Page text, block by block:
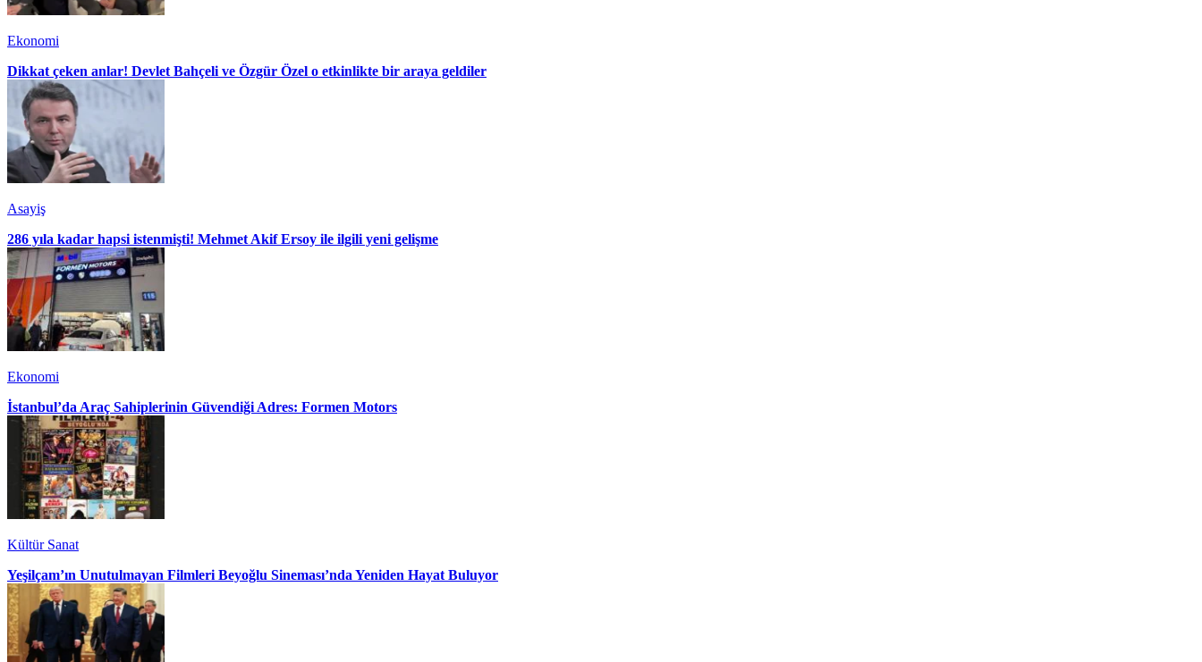
Ekonomi
Dikkat çeken anlar! Devlet Bahçeli ve Özgür Özel o etkinlikte bir araya geldiler
Asayiş
286 yıla kadar hapsi istenmişti! Mehmet Akif Ersoy ile ilgili yeni gelişme
Ekonomi
İstanbul’da Araç Sahiplerinin Güvendiği Adres: Formen Motors
Kültür Sanat
Yeşilçam’ın Unutulmayan Filmleri Beyoğlu Sineması’nda Yeniden Hayat Buluyor